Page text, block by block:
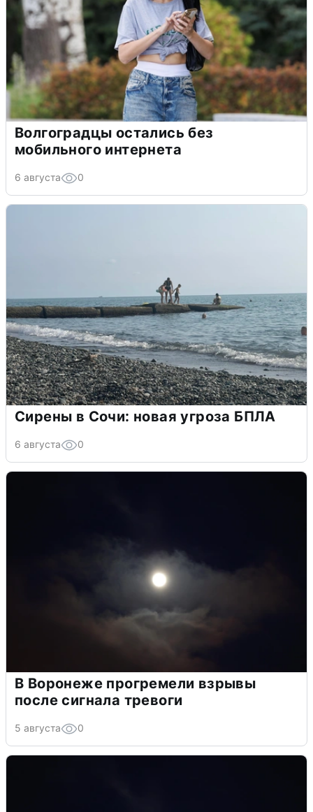
Волгоградцы остались без
мобильного интернета
6 августа 0
Сирены в Сочи: новая угроза БПЛА
6 августа 0
В Воронеже прогремели взрывы
после сигнала тревоги
5 августа 0